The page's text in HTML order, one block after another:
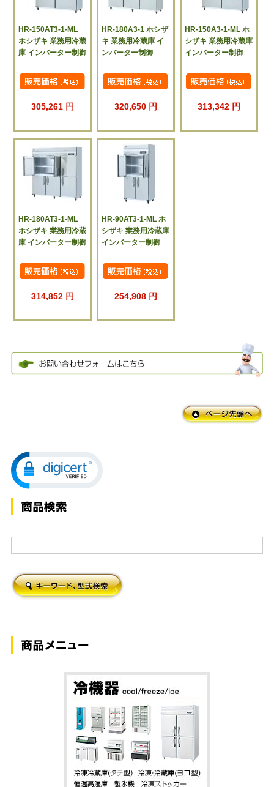
HR-150AT3-1-ML
ホシザキ 業務用冷蔵
庫 インバーター制御
305,261 円
HR-180A3-1 ホシザ
キ 業務用冷蔵庫 イ
ンバーター制御
320,650 円
HR-150A3-1-ML ホ
シザキ 業務用冷蔵庫
インバーター制御
313,342 円
HR-180AT3-1-ML
ホシザキ 業務用冷蔵
庫 インバーター制御
314,852 円
HR-90AT3-1-ML ホ
シザキ 業務用冷蔵庫
インバーター制御
254,908 円